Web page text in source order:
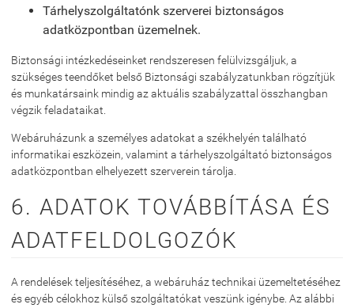
Tárhelyszolgáltatónk szerverei biztonságos
adatközpontban üzemelnek.
Biztonsági intézkedéseinket rendszeresen felülvizsgáljuk, a
szükséges teendőket belső Biztonsági szabályzatunkban rögzítjük
és munkatársaink mindig az aktuális szabályzattal összhangban
végzik feladataikat.
Webáruházunk a személyes adatokat a székhelyén található
informatikai eszközein, valamint a tárhelyszolgáltató biztonságos
adatközpontban elhelyezett szerverein tárolja.
6. ADATOK TOVÁBBÍTÁSA ÉS
ADATFELDOLGOZÓK
A rendelések teljesítéséhez, a webáruház technikai üzemeltetéséhez
és egyéb célokhoz külső szolgáltatókat veszünk igénybe. Az alábbi